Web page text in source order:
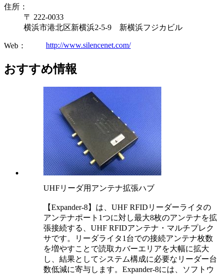
住所：
〒 222-0033
横浜市港北区新横浜2-5-9 新横浜フジカビル
Web： http://www.silencenet.com/
おすすめ情報
UHFリーダ用アンテナ拡張ハブ
【Expander-8】は、UHF RFIDリーダーライタの
アンテナポート1つに対し最大8枚のアンテナを拡
張接続する、UHF RFIDアンテナ・マルチプレク
サです。リーダライタ1台での接続アンテナ枚数
を増やすことで読取カバーエリアを大幅に拡大
し、結果としてシステム構成に必要なリーダー台
数低減に寄与します。Expander-8には、ソフトウ